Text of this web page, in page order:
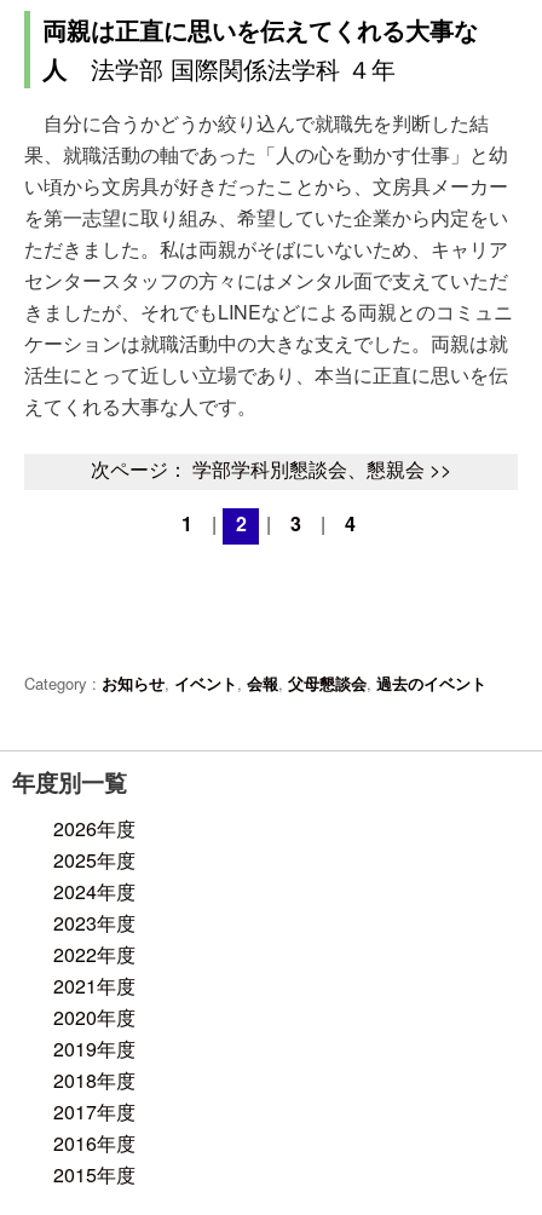
両親は正直に思いを伝えてくれる大事な
人
法学部 国際関係法学科 ４年
自分に合うかどうか絞り込んで就職先を判断した結
果、就職活動の軸であった「人の心を動かす仕事」と幼
い頃から文房具が好きだったことから、文房具メーカー
を第一志望に取り組み、希望していた企業から内定をい
ただきました。私は両親がそばにいないため、キャリア
センタースタッフの方々にはメンタル面で支えていただ
きましたが、それでもLINEなどによる両親とのコミュニ
ケーションは就職活動中の大きな支えでした。両親は就
活生にとって近しい立場であり、本当に正直に思いを伝
えてくれる大事な人です。
次ページ： 学部学科別懇談会、懇親会 >>
1
| 2 | 3 | 4
Category : お知らせ, イベント, 会報, 父母懇談会, 過去のイベント
年度別一覧
2026年度
2025年度
2024年度
2023年度
2022年度
2021年度
2020年度
2019年度
2018年度
2017年度
2016年度
2015年度